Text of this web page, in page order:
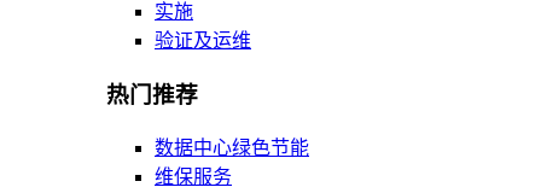
实施
验证及运维
热门推荐
数据中心绿色节能
维保服务